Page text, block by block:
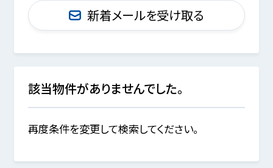
新着メールを受け取る
該当物件がありませんでした。
再度条件を変更して検索してください。